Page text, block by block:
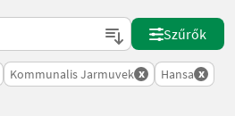
on
Szűrők
Kommunalis Jarmuvek x Hansa x